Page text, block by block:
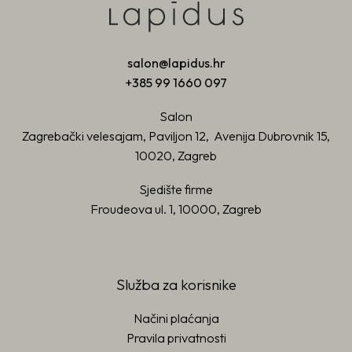
salon@lapidus.hr
+385 99 1660 097
Salon
Zagrebački velesajam, Paviljon 12, Avenija Dubrovnik 15,
10020, Zagreb
Sjedište firme
Froudeova ul. 1, 10000, Zagreb
Služba za korisnike
Načini plaćanja
Pravila privatnosti